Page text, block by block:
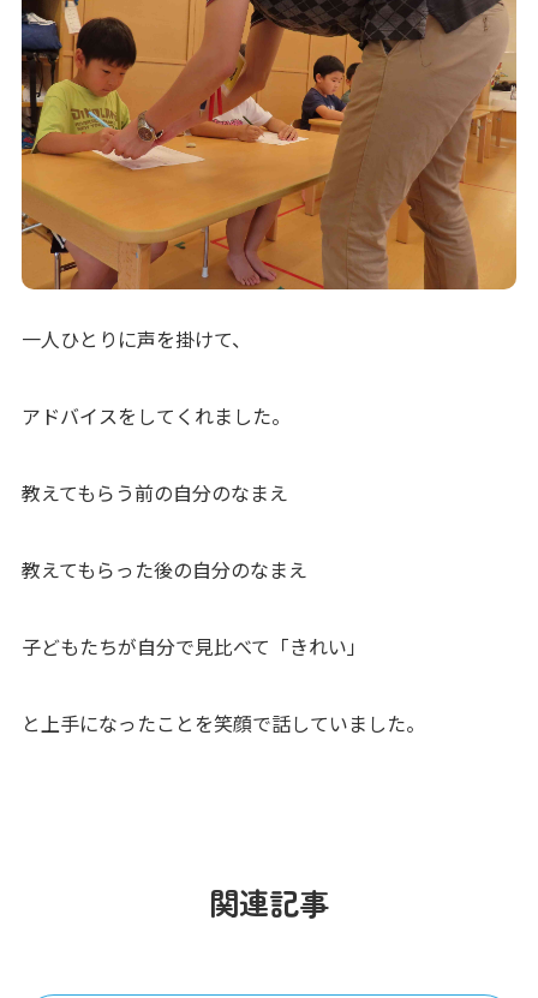
一人ひとりに声を掛けて、
アドバイスをしてくれました。
教えてもらう前の自分のなまえ
教えてもらった後の自分のなまえ
子どもたちが自分で見比べて「きれい」
と上手になったことを笑顔で話していました。
関連記事